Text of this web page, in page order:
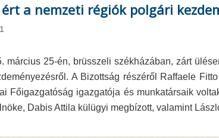
a nemzeti régiók polgári
március 25-én, brüsszeli székházában, zárt
A Bizottság részéről Raffaele
Főigazgatóság igazgatója és munkatársaik
Dabis Attila külügyi megbízott, valamint